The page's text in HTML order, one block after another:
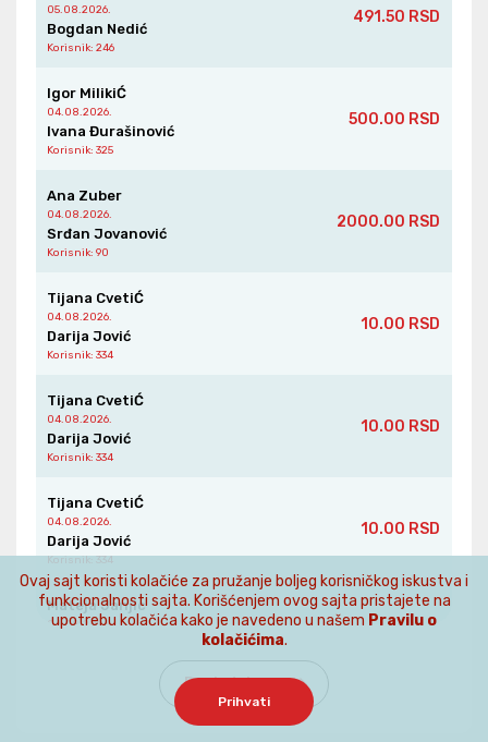
05.08.2026.
Bogdan Nedić
Korisnik: 246
491.50 RSD
Igor MilikiĆ
04.08.2026.
Ivana Đurašinović
Korisnik: 325
500.00 RSD
Ana Zuber
04.08.2026.
Srđan Jovanović
Korisnik: 90
2000.00 RSD
Tijana CvetiĆ
04.08.2026.
Darija Jović
Korisnik: 334
10.00 RSD
Tijana CvetiĆ
04.08.2026.
Darija Jović
Korisnik: 334
10.00 RSD
Tijana CvetiĆ
04.08.2026.
Darija Jović
Korisnik: 334
10.00 RSD
Mateja Janjic
04.08.2026. 2332.00 RSD
Pogledaj sve
Ovaj sajt koristi kolačiće za pružanje boljeg korisničkog iskustva i
funkcionalnosti sajta. Korišćenjem ovog sajta pristajete na
upotrebu kolačića kako je navedeno u našem Pravilu o
kolačićima.
Prihvati